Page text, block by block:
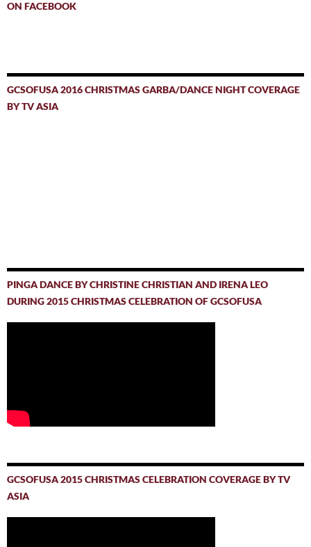
ON FACEBOOK
GCSOFUSA 2016 CHRISTMAS GARBA/DANCE NIGHT COVERAGE
BY TV ASIA
PINGA DANCE BY CHRISTINE CHRISTIAN AND IRENA LEO
DURING 2015 CHRISTMAS CELEBRATION OF GCSOFUSA
GCSOFUSA 2015 CHRISTMAS CELEBRATION COVERAGE BY TV
ASIA